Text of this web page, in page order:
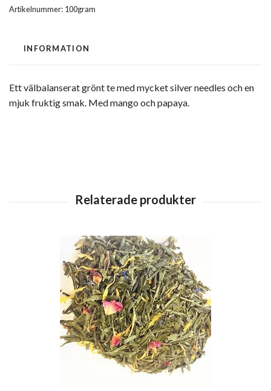
Artikelnummer: 100gram
INFORMATION
Ett välbalanserat grönt te med mycket silver needles och en
mjuk fruktig smak. Med mango och papaya.